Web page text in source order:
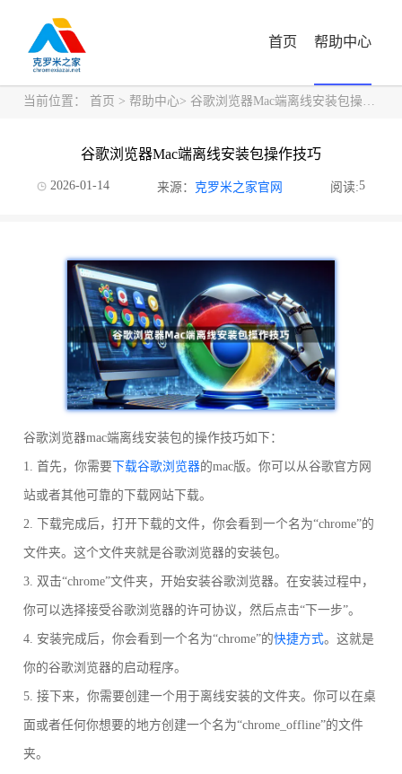
首页 帮助中心
当前位置： 首页 > 帮助中心> 谷歌浏览器Mac端离线安装包操作技巧
谷歌浏览器Mac端离线安装包操作技巧
2026-01-14 来源： 克罗米之家官网 阅读:5
谷歌浏览器mac端离线安装包的操作技巧如下：
1. 首先，你需要下载谷歌浏览器的mac版。你可以从谷歌官方网
站或者其他可靠的下载网站下载。
2. 下载完成后，打开下载的文件，你会看到一个名为“chrome”的
文件夹。这个文件夹就是谷歌浏览器的安装包。
3. 双击“chrome”文件夹，开始安装谷歌浏览器。在安装过程中，
你可以选择接受谷歌浏览器的许可协议，然后点击“下一步”。
4. 安装完成后，你会看到一个名为“chrome”的快捷方式。这就是
你的谷歌浏览器的启动程序。
5. 接下来，你需要创建一个用于离线安装的文件夹。你可以在桌
面或者任何你想要的地方创建一个名为“chrome_offline”的文件
夹。